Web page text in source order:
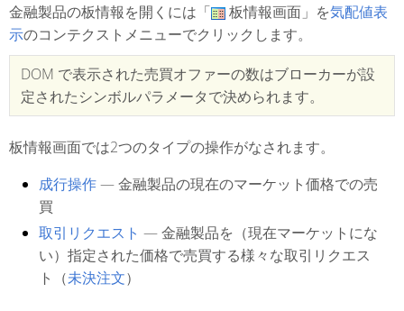
金融製品の板情報を開くには「 板情報画面」を気配値表
示のコンテクストメニューでクリックします。
DOM で表示された売買オファーの数はブローカーが設
定されたシンボルパラメータで決められます。
板情報画面では2つのタイプの操作がなされます。
成行操作— 金融製品の現在のマーケット価格での売
買
取引リクエスト — 金融製品を（現在マーケットにな
い）指定された価格で売買する様々な取引リクエス
ト（未決注文）